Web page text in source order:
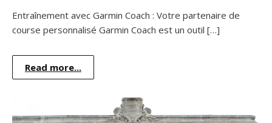
Entraînement avec Garmin Coach : Votre partenaire de
course personnalisé Garmin Coach est un outil […]
Read more...